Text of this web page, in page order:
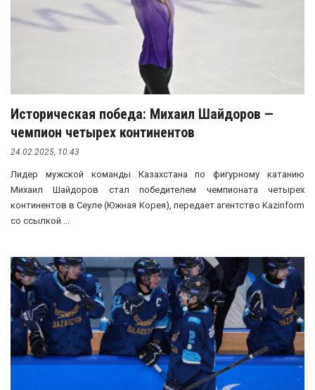
Историческая победа: Михаил Шайдоров —
чемпион четырех континентов
24.02.2025, 10:43
Лидер мужской команды Казахстана по фигурному катанию
Михаил Шайдоров стал победителем чемпионата четырех
континентов в Сеуле (Южная Корея), передает агентство Kazinform
со ссылкой ...